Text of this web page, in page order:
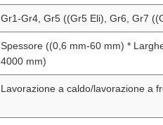
Gr1-Gr4, Gr5 ((Gr5 Eli), Gr6, Gr7
Spessore ((0,6 mm-60 mm) *
4000 mm)
Lavorazione a caldo/lavorazione a